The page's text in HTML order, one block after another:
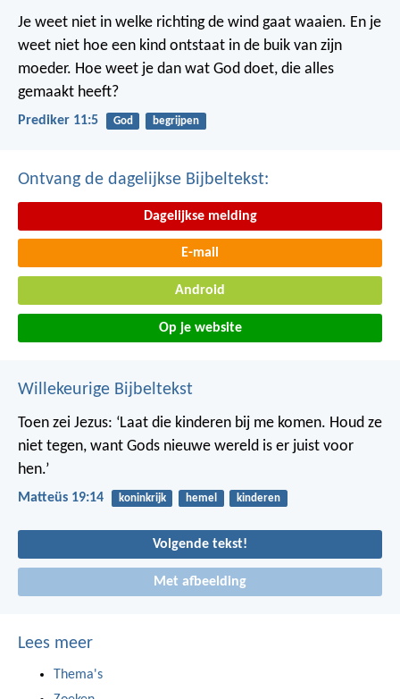
Je weet niet in welke richting de wind gaat waaien. En je
weet niet hoe een kind ontstaat in de buik van zijn
moeder. Hoe weet je dan wat God doet, die alles
gemaakt heeft?
Prediker 11:5 God begrijpen
Ontvang de dagelijkse Bijbeltekst:
Dagelijkse melding
E-mail
Android
Op je website
Willekeurige Bijbeltekst
Toen zei Jezus: ‘Laat die kinderen bij me komen. Houd ze
niet tegen, want Gods nieuwe wereld is er juist voor
hen.’
Matteüs 19:14 koninkrijk hemel kinderen
Volgende tekst!
Met afbeelding
Lees meer
Thema's